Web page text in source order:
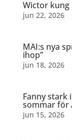
Wictor kung
jun 22, 2026
MAI:s nya
ihop”
jun 18, 2026
Fanny stark
sommar för
jun 15, 2026